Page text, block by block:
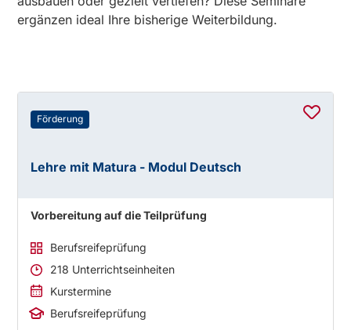
ergänzen ideal Ihre bisherige Weiterbildung.
Förderung
Lehre mit Matura - Modul Deutsch
Vorbereitung auf die Teilprüfung
Berufsreifeprüfung
218 Unterrichtseinheiten
Kurstermine
Berufsreifeprüfung